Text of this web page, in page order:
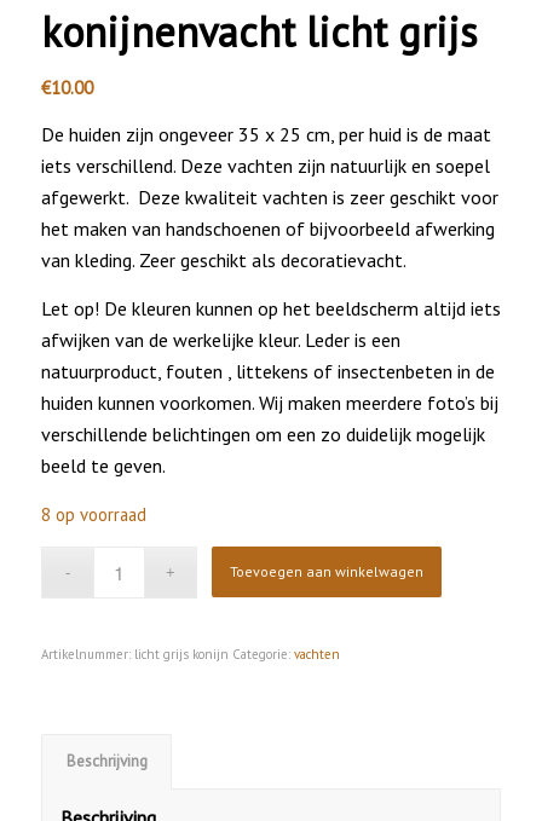
konijnenvacht licht grijs
€10.00
De huiden zijn ongeveer 35 x 25 cm, per huid is de maat
iets verschillend. Deze vachten zijn natuurlijk en soepel
afgewerkt. Deze kwaliteit vachten is zeer geschikt voor
het maken van handschoenen of bijvoorbeeld afwerking
van kleding. Zeer geschikt als decoratievacht.
Let op! De kleuren kunnen op het beeldscherm altijd iets
afwijken van de werkelijke kleur. Leder is een
natuurproduct, fouten , littekens of insectenbeten in de
huiden kunnen voorkomen. Wij maken meerdere foto’s bij
verschillende belichtingen om een zo duidelijk mogelijk
beeld te geven.
8 op voorraad
Toevoegen aan winkelwagen
Artikelnummer: licht grijs konijn Categorie: vachten
Beschrijving